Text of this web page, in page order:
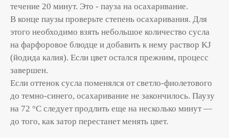
течение 20 минут. Это - пауза на осахаривание.
В конце паузы проверьте степень осахаривания. Для
этого необходимо взять небольшое количество сусла
на фарфоровое блюдце и добавить к нему раствор KJ
(йодида калия). Если цвет остался прежним, процесс
завершен.
Если оттенок сусла поменялся от светло-фиолетового
до темно-синего, осахаривание не закончилось. Паузу
на 72 °С следует продлить еще на несколько минут —
до того, как затор перестанет менять цвет.